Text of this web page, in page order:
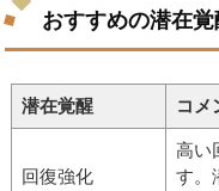
おすすめの潜在
潜在覚醒 コメ
回復強化
高い
す。